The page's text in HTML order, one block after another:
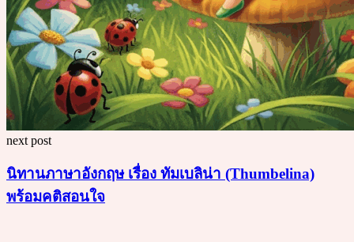
next post
นิทานภาษาอังกฤษ เรื่อง ทัมเบลิน่า (Thumbelina)
พร้อมคติสอนใจ